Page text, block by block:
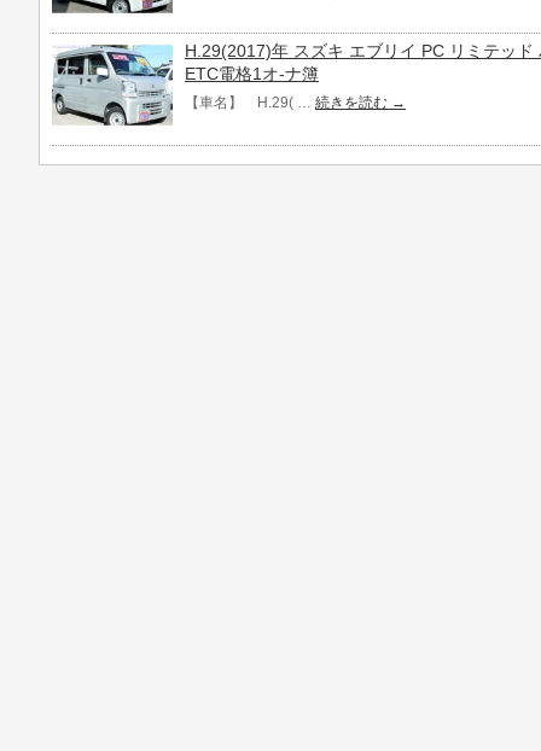
H.29(2017)年 スズキ エブリイ PC リミテッ
ETC電格1オ-ナ簿
【車名】 H.29( … 続きを読む →